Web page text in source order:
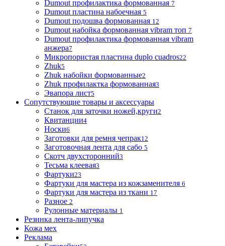
Dumout профилактика формованная 7
Dumout пластина набоечная 5
Dumout подошва формованная 12
Dumout набойка формованная vibram топ 7
Dumout профилактика формованная vibram
анжера7
Микропористая пластина duplo cuadros22
Zhuk5
Zhuk набойки формованные2
Zhuk профилактка формованная3
Эвапора лист5
Сопутствующие товары и аксессуары
Станок для заточки ножей,круги2
Квитанции4
Носки6
Заготовки для ремня чепрак12
Заготовочная лента для сабо 5
Скотч двухсторонний3
Тесьма клеевая3
Фартуки23
Фартуки для мастера из кожзаменителя 6
Фартуки для мастера из ткани 17
Разное 2
Рулонные материалы 1
Резинка лента-липучка
Кожа мех
Реклама